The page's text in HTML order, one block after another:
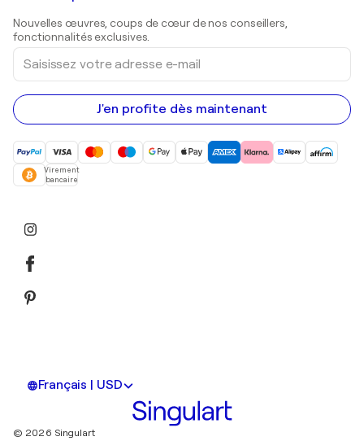
Peintures acryliques
Nouvelles œuvres, coups de cœur de nos conseillers,
fonctionnalités exclusives.
Saisissez
votre
adresse
e-
mail
J'en profite dès maintenant
Virement
bancaire
Français | USD
© 2026 Singulart